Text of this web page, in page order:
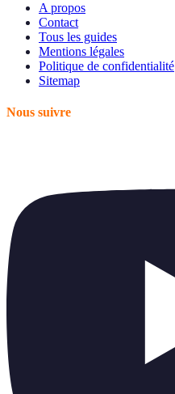
A propos
Contact
Tous les guides
Mentions légales
Politique de confidentialité
Sitemap
Nous suivre